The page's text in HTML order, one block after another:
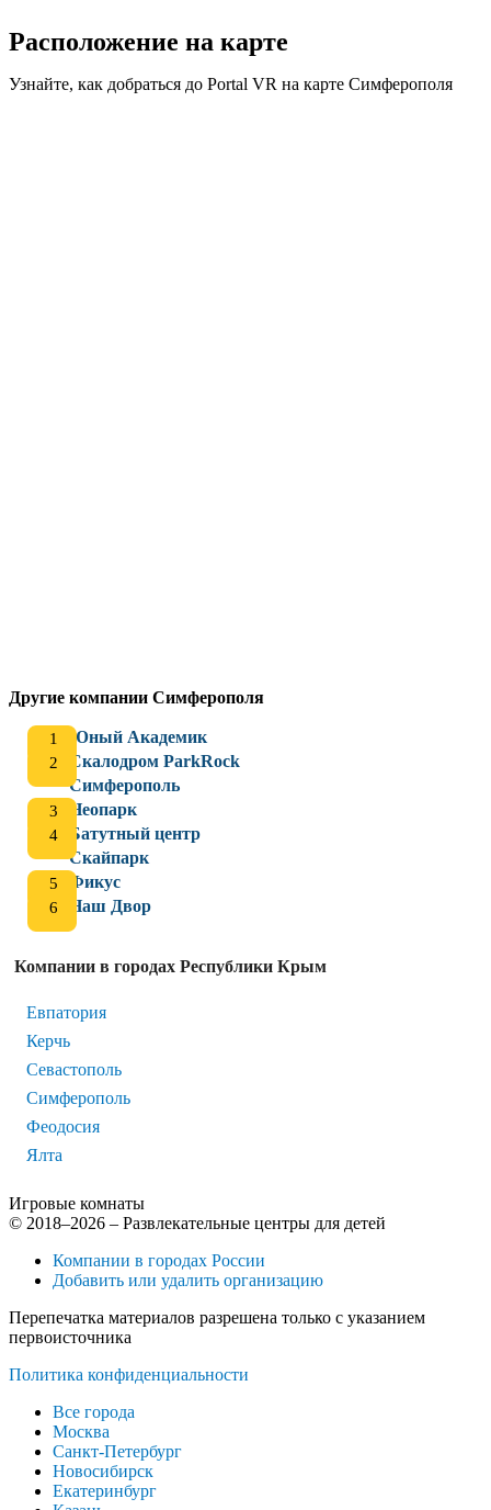
Расположение на карте
Узнайте, как добраться до Portal VR на карте Симферополя
Другие компании Симферополя
Юный Академик
Скалодром ParkRock
Симферополь
Неопарк
Батутный центр
Скайпарк
Фикус
Наш Двор
Компании в городах Республики Крым
Евпатория
Керчь
Севастополь
Симферополь
Феодосия
Ялта
Игровые комнаты
© 2018–2026 – Развлекательные центры для детей
Компании в городах России
Добавить или удалить организацию
Перепечатка материалов разрешена только с указанием
первоисточника
Политика конфиденциальности
Все города
Москва
Санкт-Петербург
Новосибирск
Екатеринбург